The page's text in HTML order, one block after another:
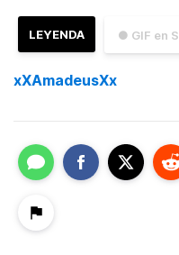
● GIF en
LEYENDA
xXAmadeusXx